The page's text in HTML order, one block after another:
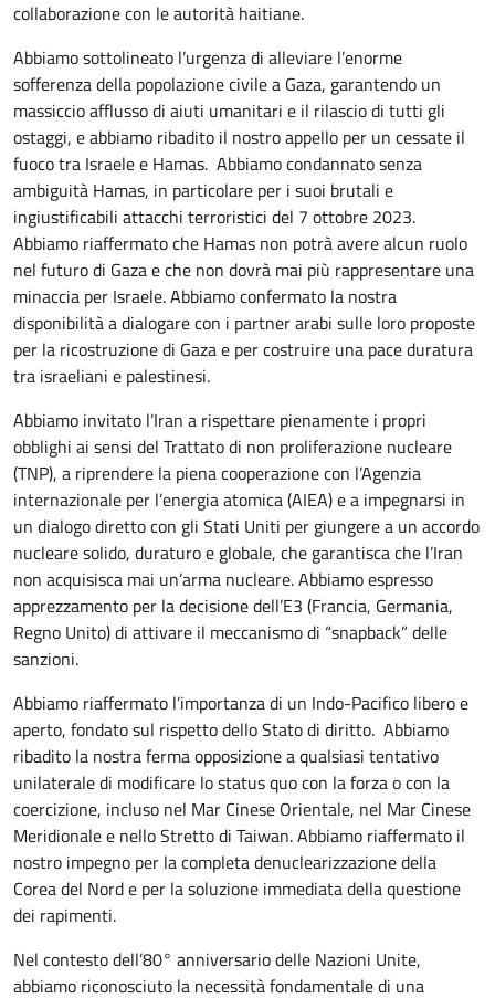
collaborazione con le autorità haitiane.
Abbiamo sottolineato l’urgenza di alleviare l’enorme
sofferenza della popolazione civile a Gaza, garantendo un
massiccio afflusso di aiuti umanitari e il rilascio di tutti gli
ostaggi, e abbiamo ribadito il nostro appello per un cessate il
fuoco tra Israele e Hamas. Abbiamo condannato senza
ambiguità Hamas, in particolare per i suoi brutali e
ingiustificabili attacchi terroristici del 7 ottobre 2023.
Abbiamo riaffermato che Hamas non potrà avere alcun ruolo
nel futuro di Gaza e che non dovrà mai più rappresentare una
minaccia per Israele. Abbiamo confermato la nostra
disponibilità a dialogare con i partner arabi sulle loro proposte
per la ricostruzione di Gaza e per costruire una pace duratura
tra israeliani e palestinesi.
Abbiamo invitato l’Iran a rispettare pienamente i propri
obblighi ai sensi del Trattato di non proliferazione nucleare
(TNP), a riprendere la piena cooperazione con l’Agenzia
internazionale per l’energia atomica (AIEA) e a impegnarsi in
un dialogo diretto con gli Stati Uniti per giungere a un accordo
nucleare solido, duraturo e globale, che garantisca che l’Iran
non acquisisca mai un’arma nucleare. Abbiamo espresso
apprezzamento per la decisione dell’E3 (Francia, Germania,
Regno Unito) di attivare il meccanismo di “snapback” delle
sanzioni.
Abbiamo riaffermato l’importanza di un Indo-Pacifico libero e
aperto, fondato sul rispetto dello Stato di diritto. Abbiamo
ribadito la nostra ferma opposizione a qualsiasi tentativo
unilaterale di modificare lo status quo con la forza o con la
coercizione, incluso nel Mar Cinese Orientale, nel Mar Cinese
Meridionale e nello Stretto di Taiwan. Abbiamo riaffermato il
nostro impegno per la completa denuclearizzazione della
Corea del Nord e per la soluzione immediata della questione
dei rapimenti.
Nel contesto dell’80° anniversario delle Nazioni Unite,
abbiamo riconosciuto la necessità fondamentale di una